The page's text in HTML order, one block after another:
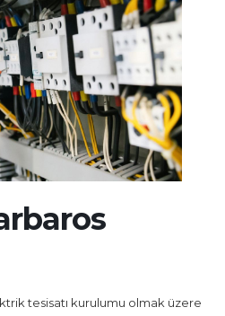
tesisatı kurulumu olmak üzere